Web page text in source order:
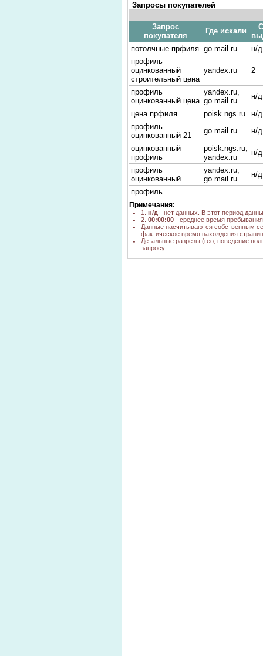
Запросы покупателей
Запрос
покупателя
Где искали
потолчные прфиля go.mail.ru
н/д
профиль
оцинкованный
строительный цена
yandex.ru 2
профиль
оцинкованный цена
yandex.ru,
go.mail.ru
н/д
цена прфиля
poisk.ngs.ru
н/д
профиль
оцинкованный 21
go.mail.ru
н/д
оцинкованный
профиль
poisk.ngs.ru,
yandex.ru
н/д
профиль
оцинкованный
yandex.ru,
go.mail.ru
н/д
профиль
оцинкованный
окрашенный
оцинкованный
профиль цена
yandex.ru
1
оцинкованый
профиль цена
Примечания:
1. н/д - нет данных. В этот период
2. 00:00:00 - среднее время
Данные насчитываются собственным
фактическое время нахождения
Детальные разрезы (гео, поведение
запросу.